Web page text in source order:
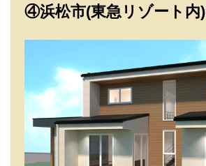
④浜松市(東急リゾート内